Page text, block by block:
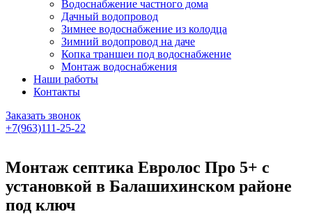
Водоснабжение частного дома
Дачный водопровод
Зимнее водоснабжение из колодца
Зимний водопровод на даче
Копка траншеи под водоснабжение
Монтаж водоснабжения
Наши работы
Контакты
Заказать звонок
+7(963)111-25-22
Монтаж септика Евролос Про 5+ с
установкой в Балашихинском районе
под ключ